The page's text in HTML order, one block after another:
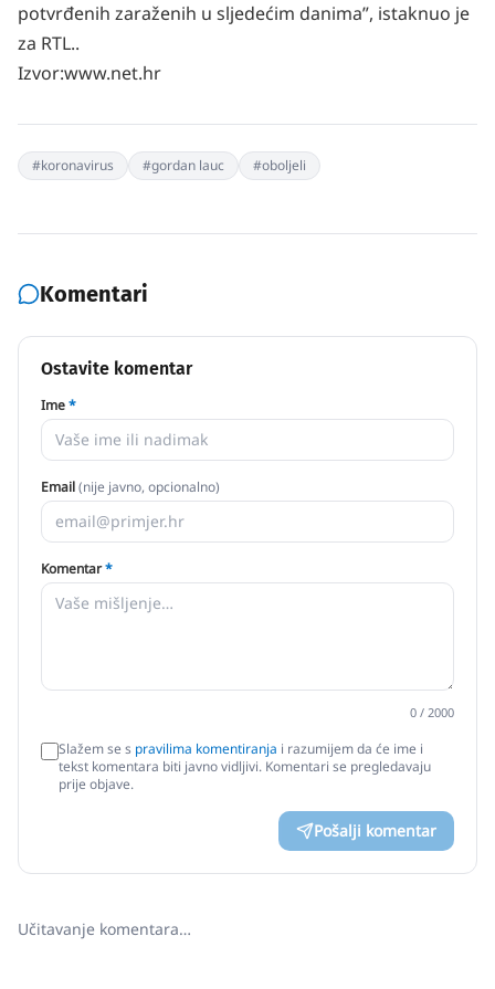
potvrđenih zaraženih u sljedećim danima”, istaknuo je
za RTL..
Izvor:www.net.hr
#koronavirus #gordan lauc #oboljeli
Komentari
Ostavite komentar
Ime*
Email(nije javno, opcionalno)
Komentar*
0 / 2000
Slažem se s pravilima komentiranja i razumijem da će ime i
tekst komentara biti javno vidljivi. Komentari se pregledavaju
prije objave.
Pošalji komentar
Učitavanje komentara…